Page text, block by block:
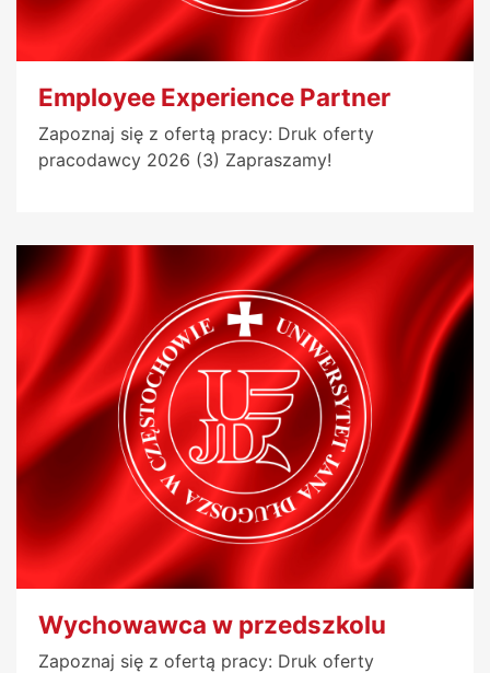
Employee Experience Partner
Zapoznaj się z ofertą pracy: Druk oferty
pracodawcy 2026 (3) Zapraszamy!
Wychowawca w przedszkolu
Zapoznaj się z ofertą pracy: Druk oferty